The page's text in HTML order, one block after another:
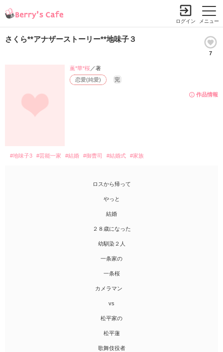
メニュー
ログイン
さくら**アナザーストーリー**地味子３
7
作品情報
恋愛(純愛) 完
薫*華*桜／著
#地味子3 #芸能一家 #結婚 #御曹司 #結婚式 #家族
ロスから帰って
やっと
結婚
２８歳になった
幼馴染２人
一条家の
一条桜
カメラマン
vs
松平家の
松平蓮
歌舞伎役者